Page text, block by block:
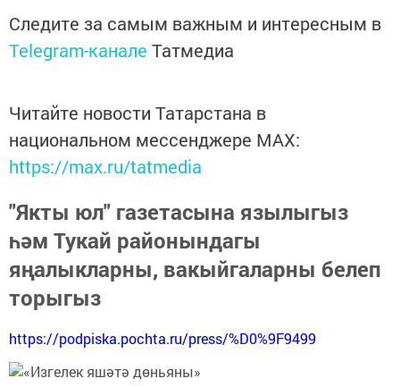
Следите за самым важным и интересным в
Telegram-канале Татмедиа
Читайте новости Татарстана в
национальном мессенджере MАХ:
https://max.ru/tatmedia
"Якты юл" газетасына язылыгыз
һәм Тукай районындагы
яңалыкларны, вакыйгаларны белеп
торыгыз
https://podpiska.pochta.ru/press/%D0%9F9499